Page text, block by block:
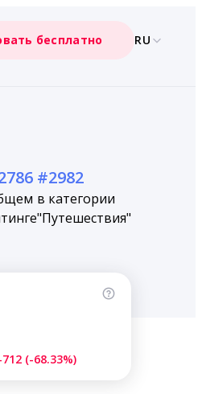
бесплатно RU
#2982
в категории
"Путешествия"
(-68.33%)